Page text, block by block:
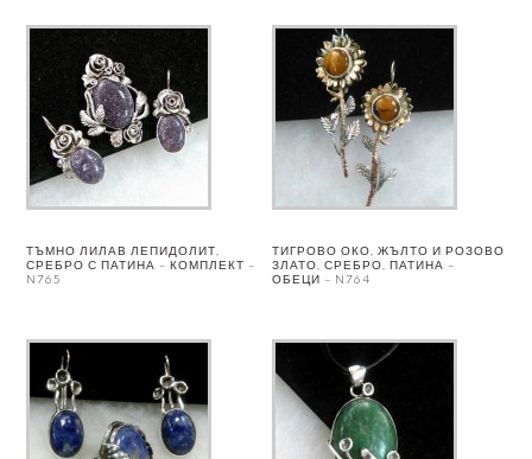
ТЪМНО ЛИЛАВ ЛЕПИДОЛИТ,
СРЕБРО С ПАТИНА – КОМПЛЕКТ –
N765
ТИГРОВО ОКО, ЖЪЛТО И РОЗОВО
ЗЛАТО, СРЕБРО, ПАТИНА –
ОБЕЦИ – N764